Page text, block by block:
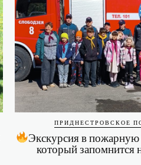
ПРИДНЕСТРОВСКОЕ
Экскурсия в пожарную
который запомнится